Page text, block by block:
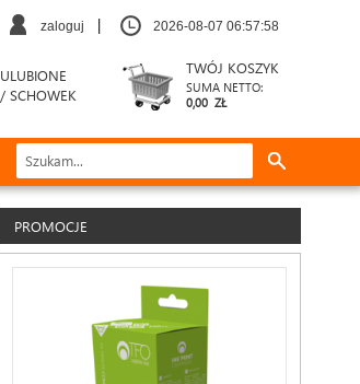
zaloguj | 2026-08-07 06:57:59
TWÓJ KOSZYK
SUMA NETTO:
0,00 ZŁ
ULUBIONE
/ SCHOWEK
PROMOCJE